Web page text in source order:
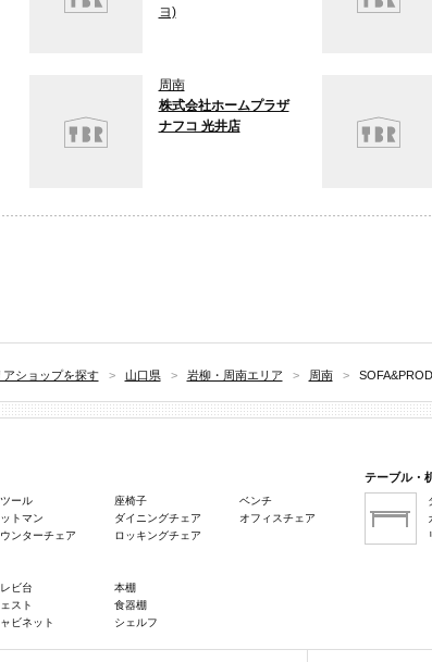
ヨ)
周南
株式会社ホームプラザ
ナフコ 光井店
ショップを探す > 山口県 > 岩柳・周南エリア > 周南 >
ール
トマン
ンターチェア
座椅子
ダイニングチェア
ロッキングチェア
ベンチ
オフィスチェア
テーブル・
ビ台
スト
ビネット
本棚
食器棚
シェルフ